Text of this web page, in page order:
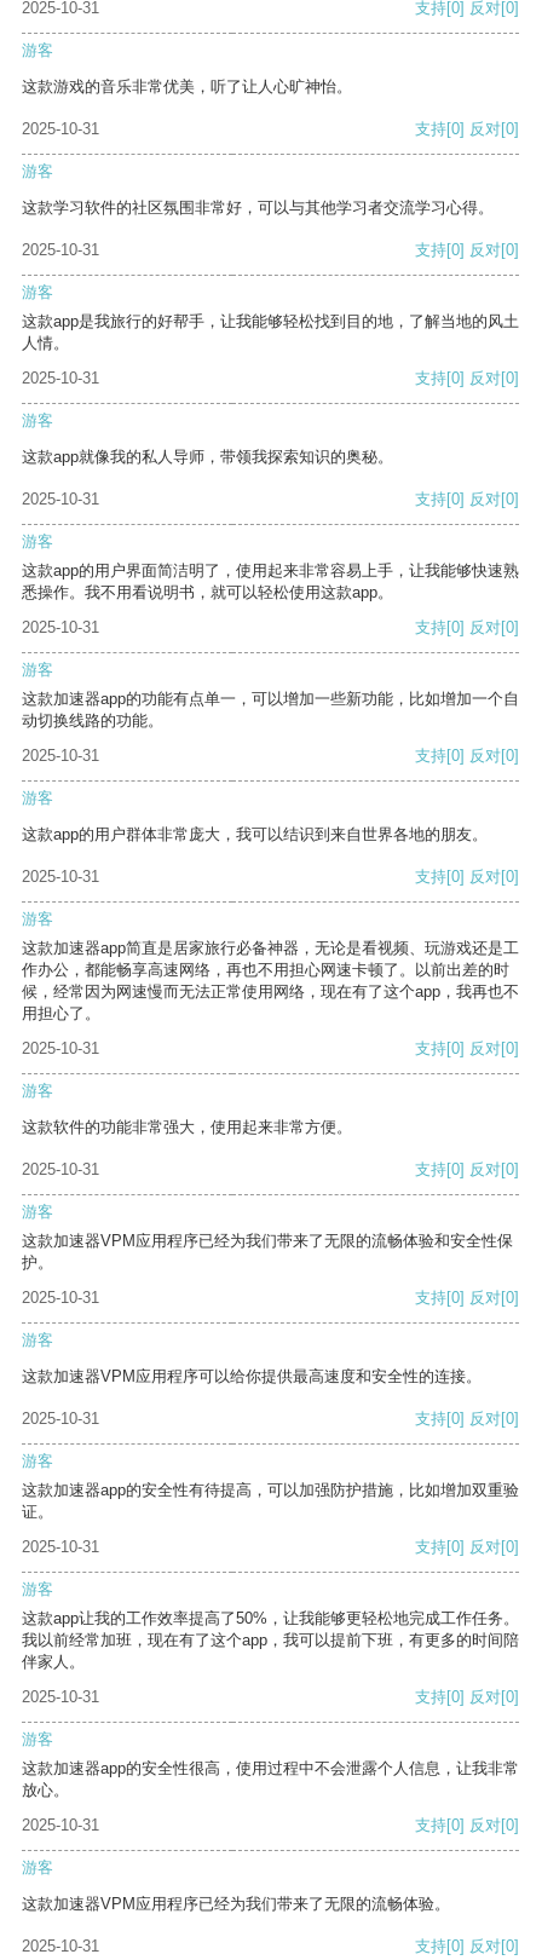
2025-10-31 支持[0] 反对[0]
游客
这款游戏的音乐非常优美，听了让人心旷神怡。
2025-10-31 支持[0] 反对[0]
游客
这款学习软件的社区氛围非常好，可以与其他学习者交流学习心得。
2025-10-31 支持[0] 反对[0]
游客
这款app是我旅行的好帮手，让我能够轻松找到目的地，了解当地的风土
人情。
2025-10-31
支持[0] 反对[0]
游客
这款app就像我的私人导师，带领我探索知识的奥秘。
2025-10-31 支持[0] 反对[0]
游客
这款app的用户界面简洁明了，使用起来非常容易上手，让我能够快速熟
悉操作。我不用看说明书，就可以轻松使用这款app。
2025-10-31
支持[0] 反对[0]
游客
这款加速器app的功能有点单一，可以增加一些新功能，比如增加一个自
动切换线路的功能。
2025-10-31
支持[0] 反对[0]
游客
这款app的用户群体非常庞大，我可以结识到来自世界各地的朋友。
2025-10-31 支持[0] 反对[0]
游客
这款加速器app简直是居家旅行必备神器，无论是看视频、玩游戏还是工
作办公，都能畅享高速网络，再也不用担心网速卡顿了。以前出差的时
候，经常因为网速慢而无法正常使用网络，现在有了这个app，我再也不
用担心了。
2025-10-31
支持[0] 反对[0]
游客
这款软件的功能非常强大，使用起来非常方便。
2025-10-31 支持[0] 反对[0]
游客
这款加速器VPM应用程序已经为我们带来了无限的流畅体验和安全性保
护。
2025-10-31
支持[0] 反对[0]
游客
这款加速器VPM应用程序可以给你提供最高速度和安全性的连接。
2025-10-31 支持[0] 反对[0]
游客
这款加速器app的安全性有待提高，可以加强防护措施，比如增加双重验
证。
2025-10-31
支持[0] 反对[0]
游客
这款app让我的工作效率提高了50%，让我能够更轻松地完成工作任务。
我以前经常加班，现在有了这个app，我可以提前下班，有更多的时间陪
伴家人。
2025-10-31
支持[0] 反对[0]
游客
这款加速器app的安全性很高，使用过程中不会泄露个人信息，让我非常
放心。
2025-10-31
支持[0] 反对[0]
游客
这款加速器VPM应用程序已经为我们带来了无限的流畅体验。
2025-10-31 支持[0] 反对[0]